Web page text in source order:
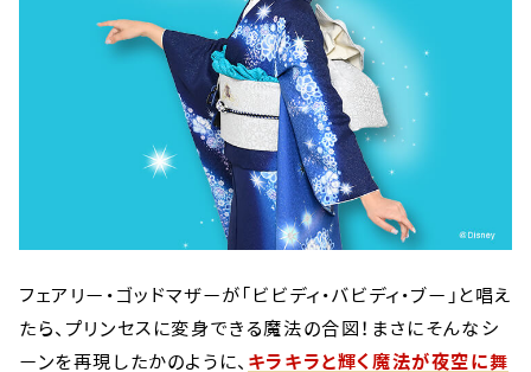
フェアリー・ゴッドマザーが「ビビディ・バビディ・ブー」と唱え
たら、プリンセスに変身できる魔法の合図！まさにそんなシ
ーンを再現したかのように、 キラキラと輝く魔法が夜空に舞